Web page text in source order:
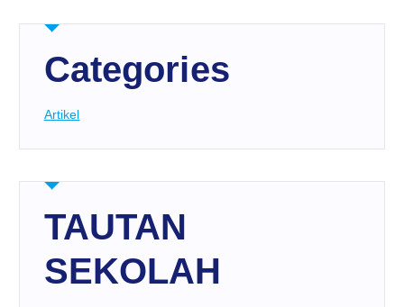
Categories
Artikel
TAUTAN
SEKOLAH